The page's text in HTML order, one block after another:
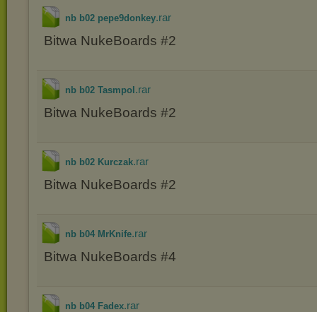
nb b02 pepe9donkey.rar
Bitwa NukeBoards #2
nb b02 Tasmpol .rar
Bitwa NukeBoards #2
nb b02 Kurczak.rar
Bitwa NukeBoards #2
nb b04 MrKnife.rar
Bitwa NukeBoards #4
nb b04 Fadex.rar